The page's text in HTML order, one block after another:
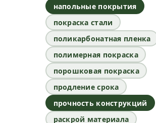
напольные покрытия
покраска стали
поликарбонатная пленка
полимерная покраска
порошковая покраска
продление срока
прочность конструкций
раскрой материала